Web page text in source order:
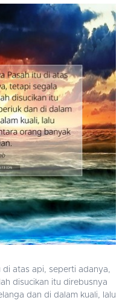
atas api, seperti adanya,
disucikan itu direbusnya
dan di dalam kuali, lalu